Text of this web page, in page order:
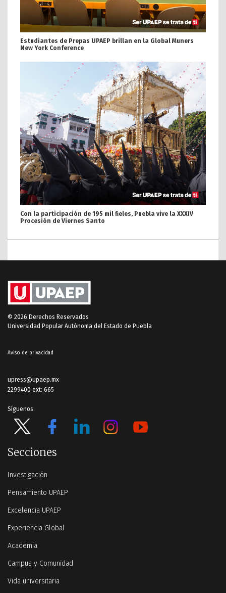
Estudiantes de Prepas UPAEP brillan en la Global Muners
New York Conference
Con la participación de 195 mil fieles, Puebla vive la XXXIV
Procesión de Viernes Santo
© 2026 Derechos Reservados
Universidad Popular Autónoma del Estado de Puebla
Aviso de privacidad
upress@upaep.mx
2299400 ext: 665
Síguenos:
Secciones
Investigación
Pensamiento UPAEP
Excelencia UPAEP
Experiencia Global
Academia
Campus y Comunidad
Vida universitaria